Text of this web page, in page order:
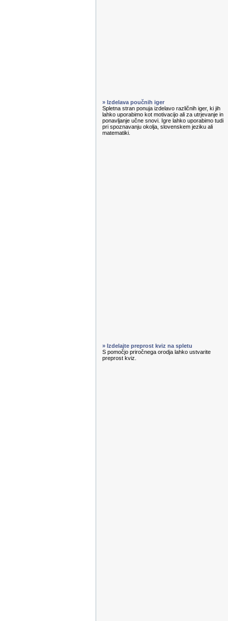
» Izdelava poučnih iger
Spletna stran ponuja izdelavo različnih iger, ki jih
lahko uporabimo kot motivacijo ali za utrjevanje in
ponavljanje učne snovi. Igre lahko uporabimo tudi
pri spoznavanju okolja, slovenskem jeziku ali
matematiki.
» Izdelajte preprost kviz na spletu
S pomočjo priročnega orodja lahko ustvarite
preprost kviz.